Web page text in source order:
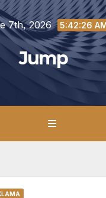
7th, 2026 5:42:27
Jump